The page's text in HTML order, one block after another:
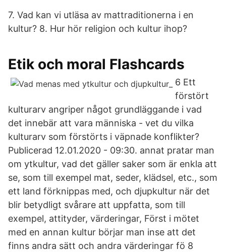
7. Vad kan vi utläsa av mattraditionerna i en
kultur? 8. Hur hör religion och kultur ihop?
Etik och moral Flashcards
6 Ett
förstört
kulturarv angriper något grundläggande i vad
det innebär att vara människa - vet du vilka
kulturarv som förstörts i väpnade konflikter?
Publicerad 12.01.2020 - 09:30. annat pratar man
om ytkultur, vad det gäller saker som är enkla att
se, som till exempel mat, seder, klädsel, etc., som
ett land förknippas med, och djupkultur när det
blir betydligt svårare att uppfatta, som till
exempel, attityder, värderingar, Först i mötet
med en annan kultur börjar man inse att det
finns andra sätt och andra värderingar fö 8